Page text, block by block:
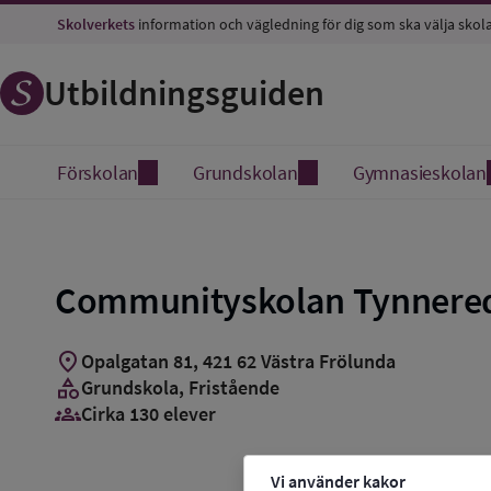
Vi använder kakor
Skolverkets information och vägledning för dig som ska välja
Utbildningsguiden
Förskolan Grundskolan Gymnasieskolan
Communityskolan
Spara
location_on Opalgatan 81, 421 62Västra Frölunda
categoryGrundskola, Fristående
groups_3Cirka 130 elever